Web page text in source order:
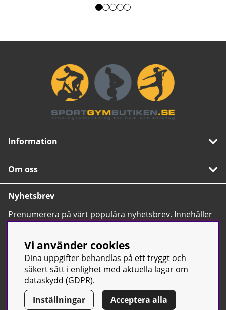
Information
Om oss
Nyhetsbrev
Prenumerera på vårt populära nyhetsbrev. Innehåller
tips, nyheter och våra allra bästa erbjudanden.
© Sport & Gym Butiken JTC AB | Kontakta oss| All rights reserved
Vi använder cookies
Dina uppgifter behandlas på ett tryggt och
säkert sätt i enlighet med aktuella lagar om
dataskydd (GDPR).
Inställningar
Acceptera alla